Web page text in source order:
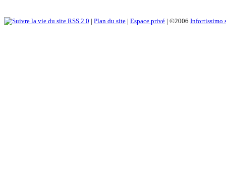
RSS 2.0 | Plan du site | Espace privé | ©2006 Infortissimo